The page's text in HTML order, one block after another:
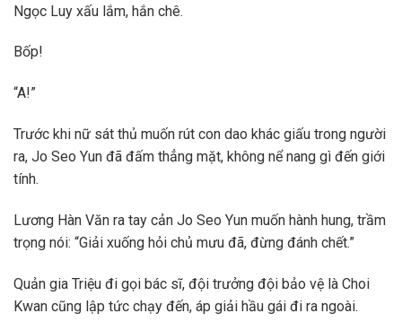
Ngọc Luy xấu lắm, hắn chê.
Bốp!
“A!”
Trước khi nữ sát thủ muốn rút con dao khác giấu trong người
ra, Jo Seo Yun đã đấm thẳng mặt, không nể nang gì đến giới
tính.
Lương Hàn Văn ra tay cản Jo Seo Yun muốn hành hung, trầm
trọng nói: “Giải xuống hỏi chủ mưu đã, đừng đánh chết.”
Quản gia Triệu đi gọi bác sĩ, đội trưởng đội bảo vệ là Choi
Kwan cũng lập tức chạy đến, áp giải hầu gái đi ra ngoài.